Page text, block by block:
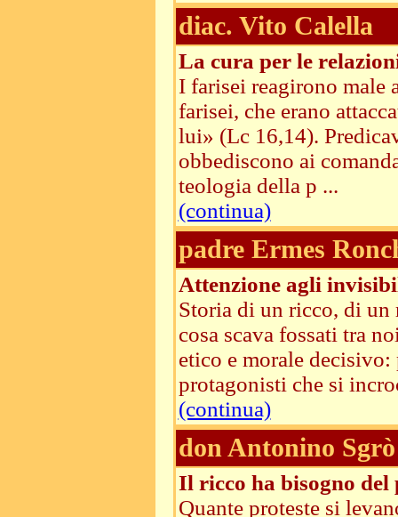
diac. Vito Calella
La cura per le
I farisei reagirono male
farisei, che erano
lui» (Lc 16,14).
obbediscono ai
teologia della p ...
(continua)
padre Ermes
Attenzione agli
Storia di un ricco, di un
cosa scava fossati tra
etico e morale
protagonisti che si
(continua)
don Antonino Sgrò
Il ricco ha bisogno del
Quante proteste si